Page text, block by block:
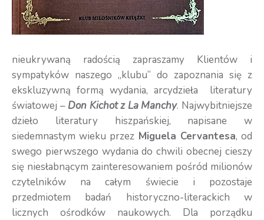
nieukrywaną radością zapraszamy Klientów i
sympatyków naszego „klubu” do zapoznania się z
ekskluzywną formą wydania, arcydzieła literatury
światowej – Don Kichot z La Manchy. Najwybitniejsze
dzieło literatury hiszpańskiej, napisane w
siedemnastym wieku przez Miguela Cervantesa, od
swego pierwszego wydania do chwili obecnej cieszy
się niesłabnącym zainteresowaniem pośród milionów
czytelników na całym świecie i pozostaje
przedmiotem badań historyczno-literackich w
licznych ośrodków naukowych. Dla porządku